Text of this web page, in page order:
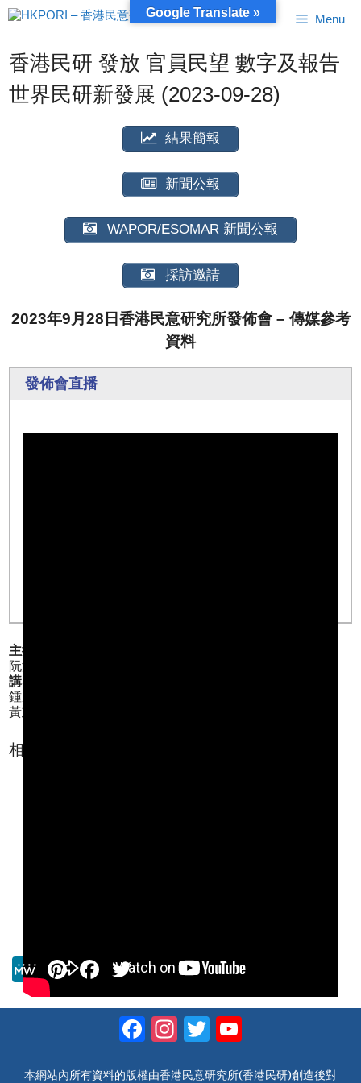
跳
至
容
Menu
香港民研 發放 官員民望 數字及報告
世界民研新發展 (2023-09-28)
結果簡報
新聞公報
WAPOR/ESOMAR 新聞公報
採訪邀請
2023年9月28日香港民意研究所發佈會 – 傳媒參考
資料
發佈會直播
主持:
阮浠舜 – 香港民意研究所研究幹事
講者:
鍾庭耀 – 香港民意研究所主席及行政總裁
黃志偉 – 香港伍倫貢學院社會科學院兼任講師
相關連結
M
e
Pi
nt
st
F
a
b
T
wi
tt
er
Facebook
Instagram
Twitter
本網站內所有資料的版權由香港民意研究所(香港民研)創造後對
Google Translate »